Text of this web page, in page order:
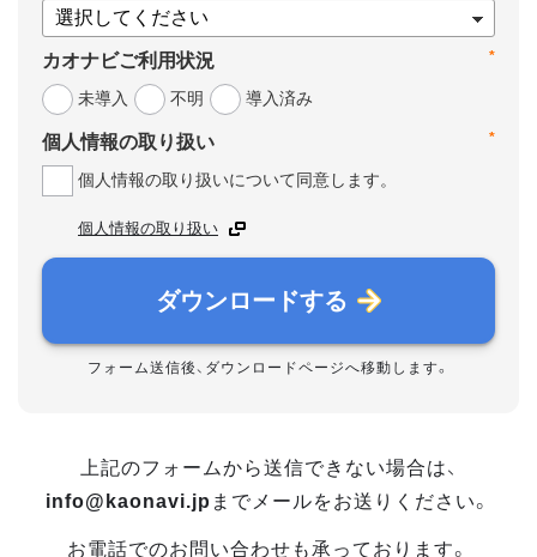
*
カオナビご利用状況
未導入
不明 導入済み
*
個人情報の取り扱い
個人情報の取り扱いについて同意します。
個人情報の取り扱い
ダウンロードする
フォーム送信後、ダウンロードページへ移動します。
上記のフォームから送信できない場合は、
info@kaonavi.jp までメールをお送りください。
お電話でのお問い合わせも承っております。